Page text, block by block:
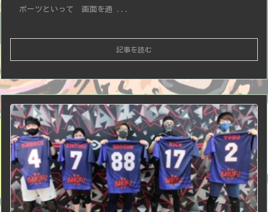
ポーツといって 画面を通 ...
記事を読む